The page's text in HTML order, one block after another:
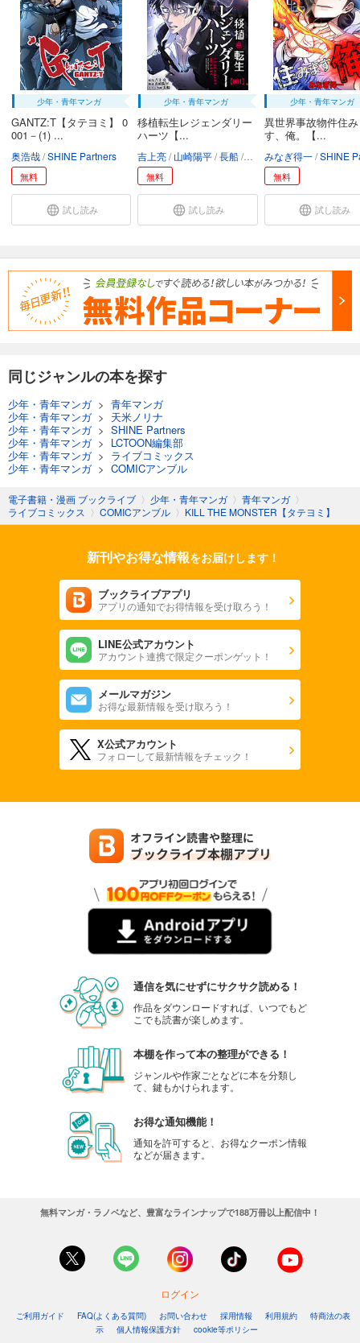
少年・青年マンガ
GANTZ:T【タテヨミ】 0
001－(1) ...
奥浩哉 SHINE Partners
無料
試し読み
少年・青年マンガ
移植転生レジェンダリー
ハーツ【...
吉上亮 山崎陽平 長船 LCTOON編集部
無料
試し読み
少年・青年マンガ
異世界事故物件住
す、俺。【...
みなぎ得一 SHINE
無料
試し読み
同じジャンルの本を探す
少年・青年マンガ> 青年マンガ
少年・青年マンガ> 天米ノリナ
少年・青年マンガ> SHINE Partners
少年・青年マンガ> LCTOON編集部
少年・青年マンガ> ライブコミックス
少年・青年マンガ> COMICアンブル
電子書籍・漫画 ブックライブ 〉 少年・青年マンガ 〉 青年マンガ 〉
ライブコミックス 〉 COMICアンブル 〉 KILL THE MONSTER【タテヨミ】
新刊やお得な情報をお届けします！
ブックライブアプリ
アプリの通知でお得情報を受け取ろう！
LINE公式アカウント
アカウント連携で限定クーポンゲット！
メールマガジン
お得な最新情報を受け取ろう！
X公式アカウント
フォローして最新情報をチェック！
通信を気にせずにサクサク読める！
作品をダウンロードすれば、いつでもど
こでも読書が楽しめます。
本棚を作って本の整理ができる！
ジャンルや作家ごとなどに本を分類し
て、鍵もかけられます。
お得な通知機能！
通知を許可すると、お得なクーポン情報
などが届きます。
無料マンガ・ラノベなど、豊富なラインナップで188万冊以上配信中！
ログイン
ご利用ガイド FAQ(よくある質問) お問い合わせ 採用情報 利用規約
特商法の表
示
個人情報保護方針 cookie等ポリシー